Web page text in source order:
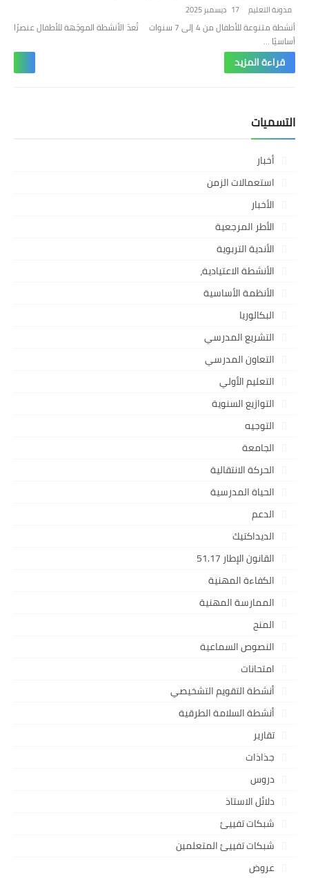
مدونة التعليم 17 ديسمبر 2025
أنشطة متنوعة للأطفال من 4 إلى 7 سنوات تُعدّ الأنشطة الموجّهة للأطفال عنصرًا
أساسيًا …
قراءة المزيد
التسميات
أخبار
استعمالات الزمن
الأخبار
الأطر المرجعية
الأندية التربوية
الأنشطة الاعتيادية،
الأنظمة الأساسية
البكالوريا
التشريع المدرسي
التعاون المدرسي
التعليم الأولي
التوازيع السنوية
التوجيه
الجامعة
الحركة الانتقالية
الحياة المدرسية
الدعم
الديداكتيك
القانون الإطار 51.17
الكفاءة المهنية
الممارسة المهنية
المنح
النصوص السماعية
امتحانات
أنشطة التقويم التشخيصي
أنشطة السلامة الطرقية
تقارير
جذاذات
دروس
دلائل الاستاذ
شبكات تفييئ
شبكات تفييئ المتعلمين
عروض